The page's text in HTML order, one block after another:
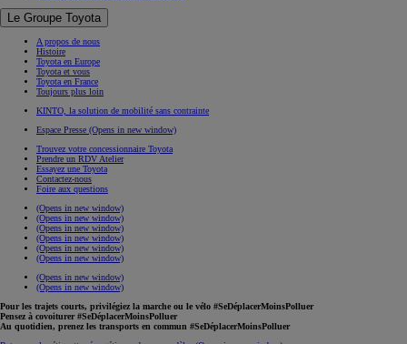
Le Groupe Toyota
A propos de nous
Histoire
Toyota en Europe
Toyota et vous
Toyota en France
Toujours plus loin
KINTO, la solution de mobilité sans contrainte
Espace Presse (Opens in new window)
Trouvez votre concessionnaire Toyota
Prendre un RDV Atelier
Essayez une Toyota
Contactez-nous
Foire aux questions
(Opens in new window)
(Opens in new window)
(Opens in new window)
(Opens in new window)
(Opens in new window)
(Opens in new window)
(Opens in new window)
(Opens in new window)
Pour les trajets courts, privilégiez la marche ou le vélo #SeDéplacerMoinsPolluer
Pensez à covoiturer #SeDéplacerMoinsPolluer
Au quotidien, prenez les transports en commun #SeDéplacerMoinsPolluer